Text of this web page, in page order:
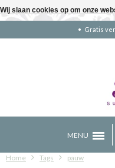
Gratis
MENU
Home Tags pauw
Wij slaan cookies op om onze